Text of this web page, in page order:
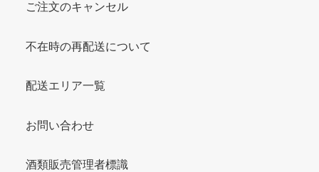
ご注文のキャンセル
不在時の再配送について
配送エリア一覧
お問い合わせ
酒類販売管理者標識